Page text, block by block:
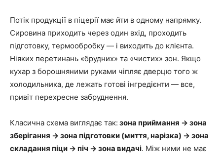
Потік продукції в піцерії має йти в одному напрямку.
Сировина приходить через один вхід, проходить
підготовку, термообробку — і виходить до клієнта.
Ніяких перетинань «брудних» та «чистих» зон. Якщо
кухар з борошняними руками чіпляє дверцю того ж
холодильника, де лежать готові інгредієнти — все,
привіт перехресне забруднення.
Класична схема виглядає так: зона приймання → зона
зберігання → зона підготовки (миття, нарізка) → зона
складання піци → піч → зона видачі. Між ними не має